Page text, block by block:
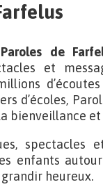
Paroles de
et
d’écoles,
bienveillance
spectacles
enfants
heureux.